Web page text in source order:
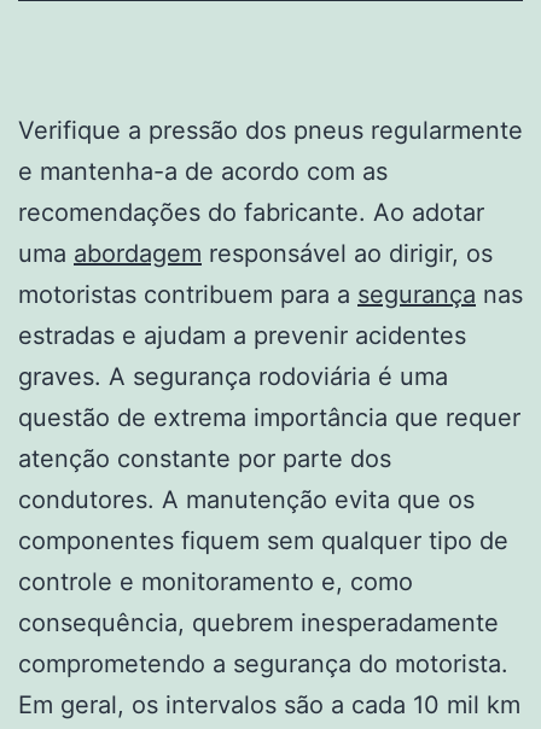
Verifique a pressão dos pneus regularmente
e mantenha-a de acordo com as
recomendações do fabricante. Ao adotar
uma abordagem responsável ao dirigir, os
motoristas contribuem para a segurança nas
estradas e ajudam a prevenir acidentes
graves. A segurança rodoviária é uma
questão de extrema importância que requer
atenção constante por parte dos
condutores. A manutenção evita que os
componentes fiquem sem qualquer tipo de
controle e monitoramento e, como
consequência, quebrem inesperadamente
comprometendo a segurança do motorista.
Em geral, os intervalos são a cada 10 mil km